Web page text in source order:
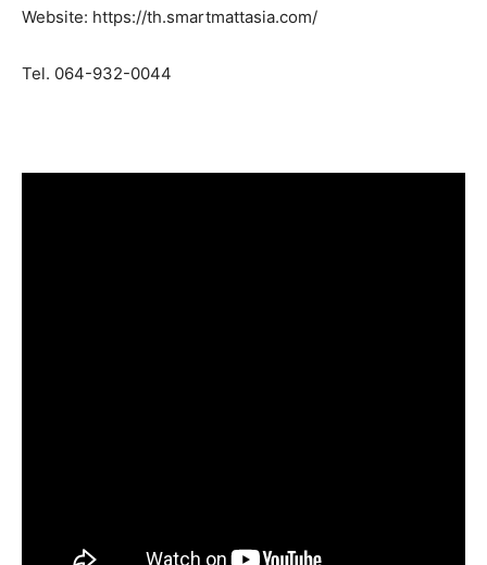
Website: https://th.smartmattasia.com/
Tel. 064-932-0044